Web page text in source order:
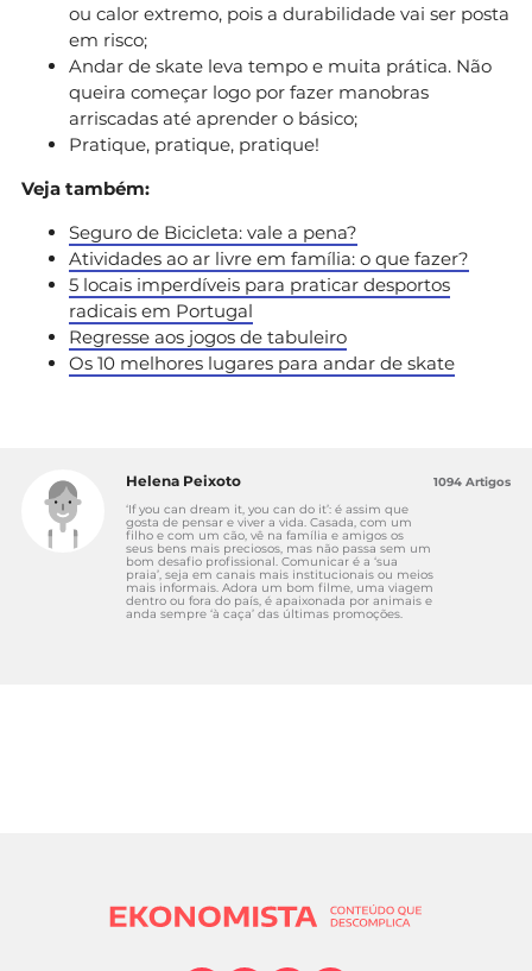
ou calor extremo, pois a durabilidade vai ser posta
em risco;
Andar de skate leva tempo e muita prática. Não
queira começar logo por fazer manobras
arriscadas até aprender o básico;
Pratique, pratique, pratique!
Veja também:
Seguro de Bicicleta: vale a pena?
Atividades ao ar livre em família: o que fazer?
5 locais imperdíveis para praticar desportos
radicais em Portugal
Regresse aos jogos de tabuleiro
Os 10 melhores lugares para andar de skate
Helena Peixoto
‘If you can dream it, you can do it’: é assim que
gosta de pensar e viver a vida. Casada, com um
filho e com um cão, vê na família e amigos os
seus bens mais preciosos, mas não passa sem um
bom desafio profissional. Comunicar é a ‘sua
praia’, seja em canais mais institucionais ou meios
mais informais. Adora um bom filme, uma viagem
dentro ou fora do país, é apaixonada por animais e
anda sempre ‘à caça’ das últimas promoções.
1094 Artigos